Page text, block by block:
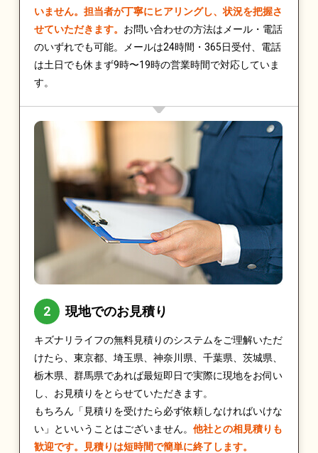
いません。担当者が丁寧にヒアリングし、状況を把握さ
せていただきます。 お問い合わせの方法はメール・電話
のいずれでも可能。メールは24時間・365日受付、電話
は土日でも休まず9時〜19時の営業時間で対応していま
す。
現地でのお見積り
キズナリライフの無料見積りのシステムをご理解いただ
けたら、東京都、埼玉県、神奈川県、千葉県、茨城県、
栃木県、群馬県であれば最短即日で実際に現地をお伺い
し、お見積りをとらせていただきます。
もちろん「見積りを受けたら必ず依頼しなければいけな
い」といいうことはございません。 他社との相見積りも
歓迎です。見積りは短時間で簡単に終了します。